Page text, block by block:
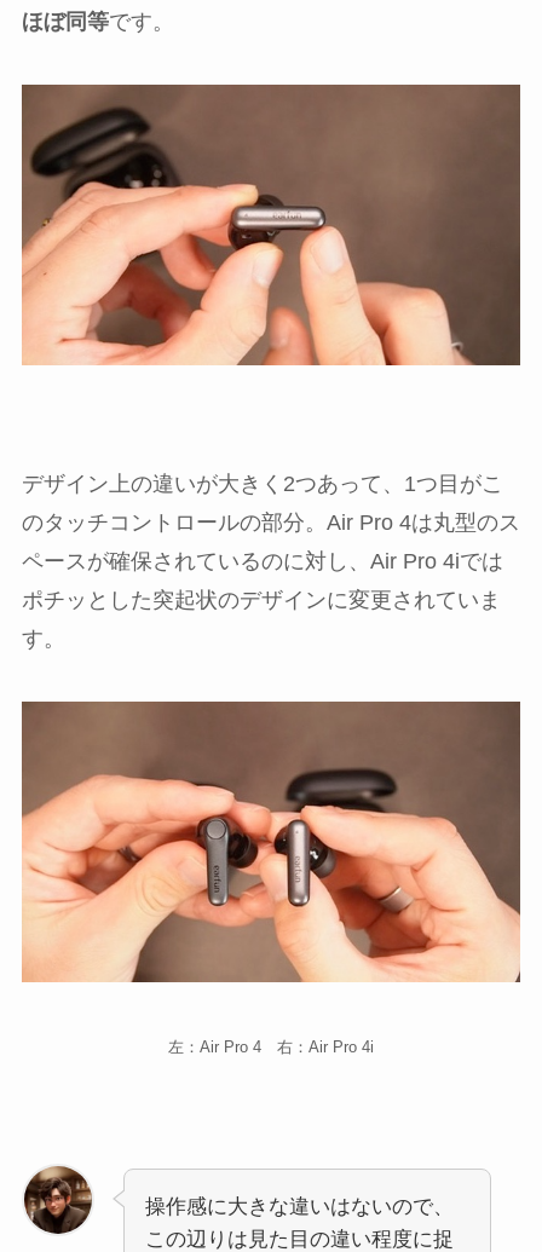
ほぼ同等です。
デザイン上の違いが大きく2つあって、1つ目がこ
のタッチコントロールの部分。Air Pro 4は丸型のス
ペースが確保されているのに対し、Air Pro 4iでは
ポチッとした突起状のデザインに変更されていま
す。
左：Air Pro 4 右：Air Pro 4i
操作感に大きな違いはないので、
この辺りは見た目の違い程度に捉